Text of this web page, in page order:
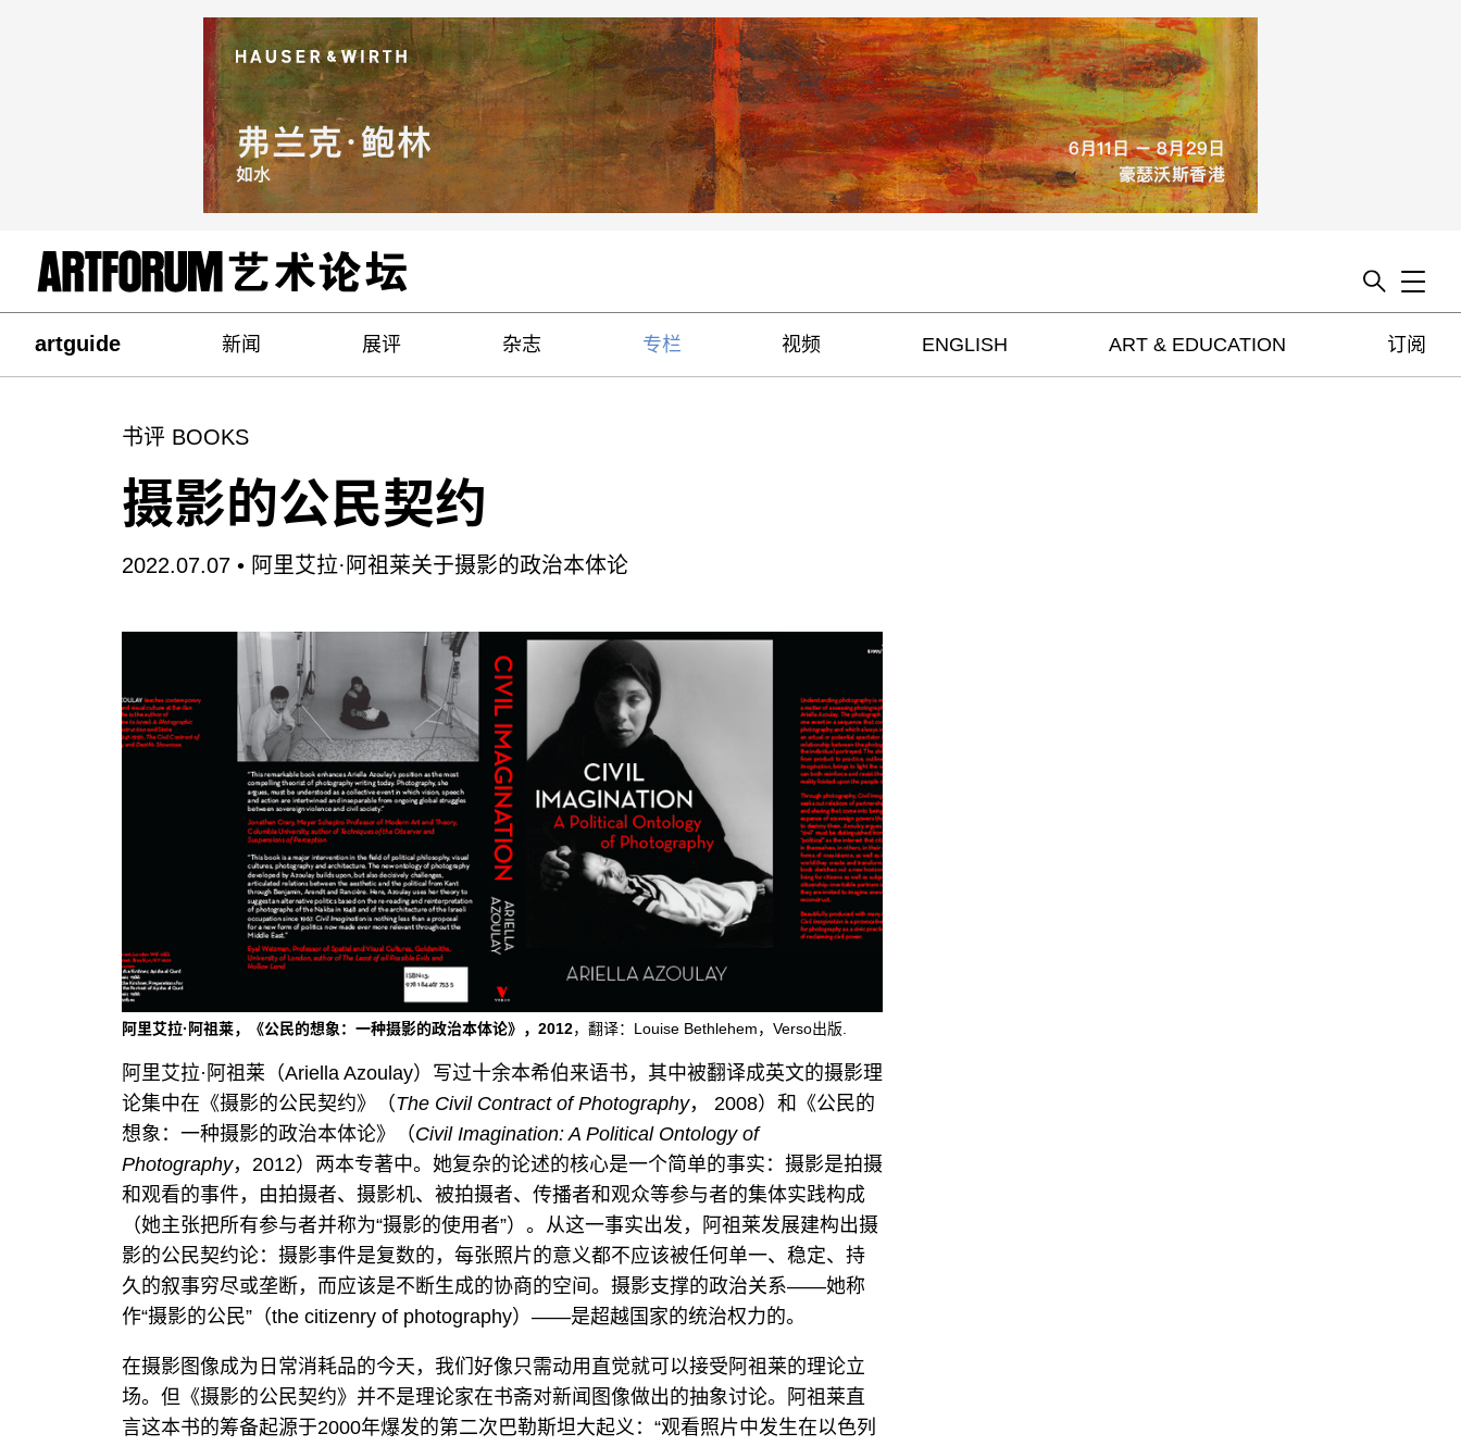
Toggle
artguide 新闻 展评 杂志 专栏 视频 ENGLISH ART & EDUCATION 订阅
书评 BOOKS
摄影的公民契约
2022.07.07 • 阿里艾拉·阿祖莱关于摄影的政治本体论
阿里艾拉·阿祖莱，《公民的想象：一种摄影的政治本体论》，2012，翻译：Louise Bethlehem，Verso出版.
阿里艾拉·阿祖莱（Ariella Azoulay）写过十余本希伯来语书，其中被翻译成英文的摄影理
论集中在《摄影的公民契约》（The Civil Contract of Photography， 2008）和《公民的
想象：一种摄影的政治本体论》（Civil Imagination: A Political Ontology of
Photography，2012）两本专著中。她复杂的论述的核心是一个简单的事实：摄影是拍摄
和观看的事件，由拍摄者、摄影机、被拍摄者、传播者和观众等参与者的集体实践构成
（她主张把所有参与者并称为“摄影的使用者”）。从这一事实出发，阿祖莱发展建构出摄
影的公民契约论：摄影事件是复数的，每张照片的意义都不应该被任何单一、稳定、持
久的叙事穷尽或垄断，而应该是不断生成的协商的空间。摄影支撑的政治关系——她称
作“摄影的公民”（the citizenry of photography）——是超越国家的统治权力的。
在摄影图像成为日常消耗品的今天，我们好像只需动用直觉就可以接受阿祖莱的理论立
场。但《摄影的公民契约》并不是理论家在书斋对新闻图像做出的抽象讨论。阿祖莱直
言这本书的筹备起源于2000年爆发的第二次巴勒斯坦大起义：“观看照片中发生在以色列